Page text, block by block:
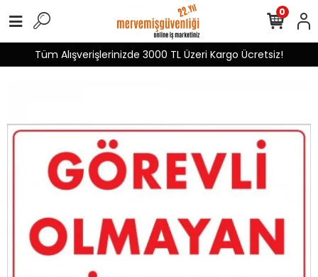
Tüm Alışverişlerinizde 3000 TL Üzeri Kargo Ücretsiz!
0